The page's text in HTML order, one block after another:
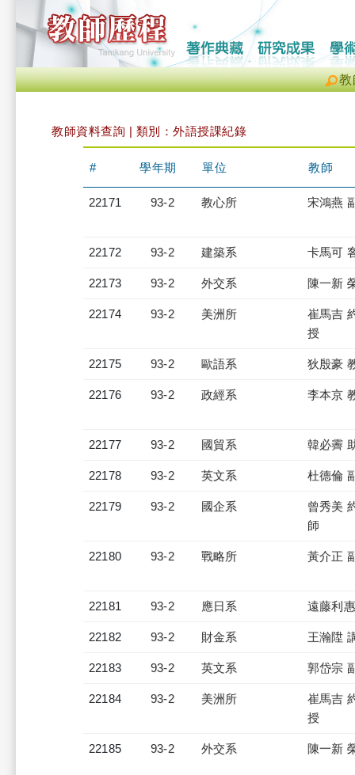
教
教師資料查詢 | 類別：外語授課紀錄
# 學年期 單位 教師
22171 93-2 教心所 宋鴻燕
22172 93-2 建築系 卡馬可
22173 93-2 外交系 陳一新
22174 93-2 美洲所
崔馬吉
授
22175 93-2 歐語系 狄殷豪
22176 93-2 政經系 李本京
22177 93-2 國貿系 韓必霽
22178 93-2 英文系 杜德倫
22179 93-2 國企系
曾秀美
師
22180 93-2 戰略所 黃介正
22181 93-2 應日系 遠藤利
22182 93-2 財金系 王瀚陞
22183 93-2 英文系 郭岱宗
22184 93-2 美洲所
崔馬吉
授
22185 93-2 外交系 陳一新